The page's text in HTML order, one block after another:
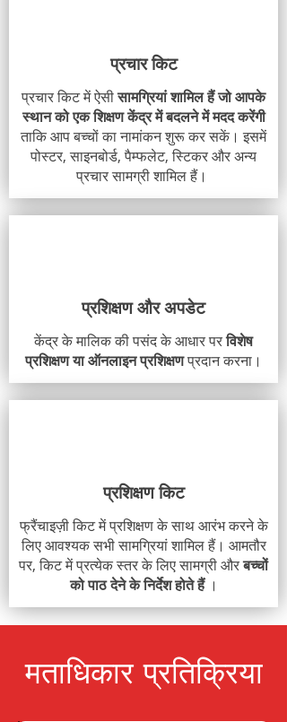
प्रचार किट
प्रचार किट में ऐसीसामग्रियां शामिल हैं जो आपके
स्थान को एक शिक्षण केंद्र में बदलने में मदद करेंगी
ताकि आप बच्चों का नामांकन शुरू कर सकें। इसमें
पोस्टर, साइनबोर्ड, पैम्फलेट, स्टिकर और अन्य
प्रचार सामग्री शामिल हैं।
प्रशिक्षण और अपडेट
केंद्र के मालिक की पसंद के आधार परविशेष
प्रशिक्षण या ऑनलाइन प्रशिक्षणप्रदान करना।
प्रशिक्षण किट
फ्रैंचाइज़ी किट में प्रशिक्षण के साथ आरंभ करने के
लिए आवश्यक सभी सामग्रियां शामिल हैं। आमतौर
पर, किट में प्रत्येक स्तर के लिए सामग्री औरबच्चों
को पाठ देने के निर्देश होते हैं।
मताधिकार प्रतिक्रिया